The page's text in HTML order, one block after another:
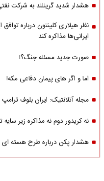
هشدار شدید گرینلند به شرکت
نظر هیلاری کلینتون درباره
ایرانی‌ها مذاکره کند
صورت جدید مسئله جنگ؟!
اما و اگر های پیمان دفاعی مکه!
مجله آتلانتیک: ایران بلوف
نه کریدور دوم نه مذاکره زیر سایه
هشدار پکن درباره طرح هسته ای